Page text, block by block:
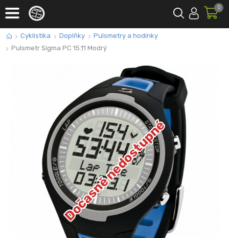
0
Cyklistika Doplňky
Pulsmetry a hodinky
Pulsmetr Sigma PC 15.11 Modrý
Dočasně nedostupné